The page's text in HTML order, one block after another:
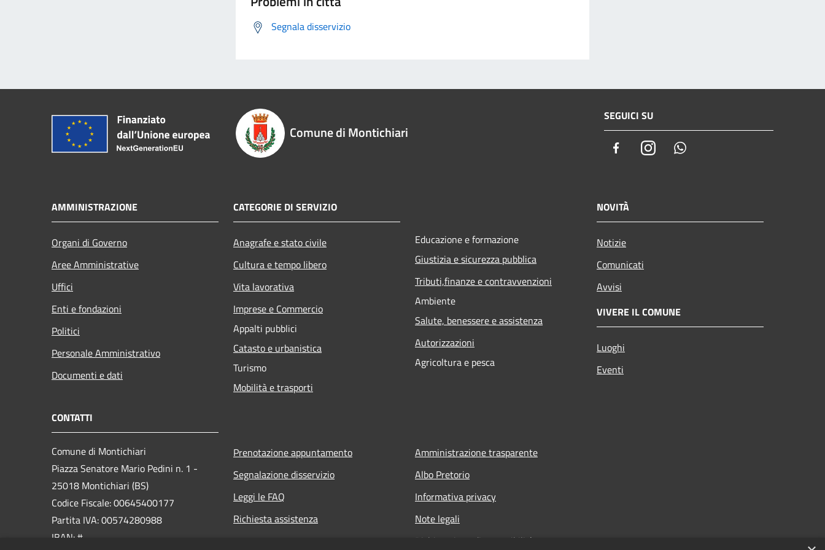
Segnala disservizio
Comune di Montichiari
SEGUICI SU
FacebookInstagram
AMMINISTRAZIONE
Organi di Governo
Aree Amministrative
Uffici
Enti e fondazioni
Politici
Personale Amministrativo
Documenti e dati
CATEGORIE DI SERVIZIO
Anagrafe e stato civile
Cultura e tempo libero
Vita lavorativa
Imprese e Commercio
Appalti pubblici
Catasto e urbanistica
Turismo
Mobilità e trasporti
Educazione e formazione
Giustizia e sicurezza pubblica
Tributi,finanze e contravvenzioni
Ambiente
Salute, benessere e assistenza
Autorizzazioni
Agricoltura e pesca
NOVITÀ
Notizie
Comunicati
Avvisi
VIVERE IL COMUNE
Luoghi
Eventi
CONTATTI
Comune di Montichiari
Piazza Senatore Mario Pedini n. 1 -
25018 Montichiari (BS)
Codice Fiscale: 00645400177
Partita IVA: 00574280988
IBAN: #
Prenotazione appuntamento
Segnalazione disservizio
Leggi le FAQ
Richiesta assistenza
Amministrazione trasparente
Albo Pretorio
Informativa privacy
Note legali
Dichiarazione di accessibilità